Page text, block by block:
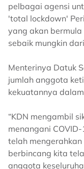
pelbagai agensi
'total lockdown'
yang akan
sebaik mungkin
Menterinya Datuk
jumlah anggota
kekuatannya
“KDN mengambil
menangani
telah
berbincang kita
anggota